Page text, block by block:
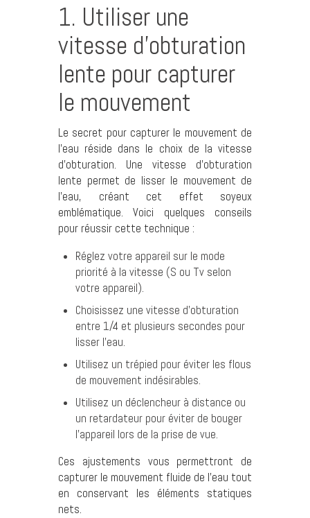
1. Utiliser une
vitesse d’obturation
lente pour capturer
le mouvement
Le secret pour capturer le mouvement de
l’eau réside dans le choix de la vitesse
d’obturation. Une vitesse d’obturation
lente permet de lisser le mouvement de
l’eau, créant cet effet soyeux
emblématique. Voici quelques conseils
pour réussir cette technique :
Réglez votre appareil sur le mode
priorité à la vitesse (S ou Tv selon
votre appareil).
Choisissez une vitesse d’obturation
entre 1/4 et plusieurs secondes pour
lisser l’eau.
Utilisez un trépied pour éviter les flous
de mouvement indésirables.
Utilisez un déclencheur à distance ou
un retardateur pour éviter de bouger
l’appareil lors de la prise de vue.
Ces ajustements vous permettront de
capturer le mouvement fluide de l’eau tout
en conservant les éléments statiques
nets.